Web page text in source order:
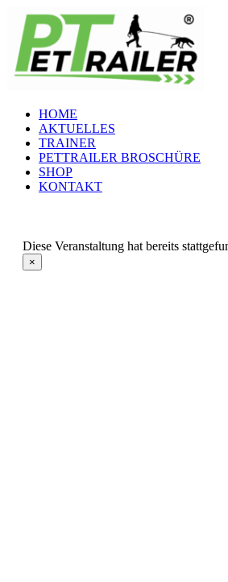
Zum
Inhalt
springen
HOME
AKTUELLES
TRAINER
PETTRAILER BROSCHÜRE
SHOP
KONTAKT
Diese Veranstaltung hat bereits
×